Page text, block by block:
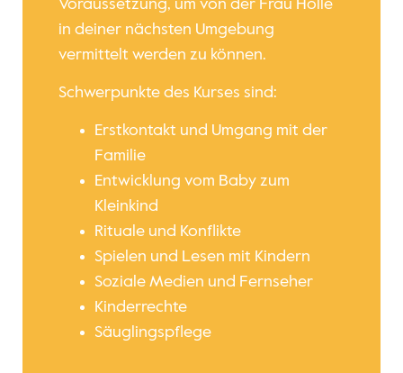
Voraussetzung, um von der Frau Holle
in deiner nächsten Umgebung
vermittelt werden zu können.
Schwerpunkte des Kurses sind:
Erstkontakt und Umgang mit der
Familie
Entwicklung vom Baby zum
Kleinkind
Rituale und Konflikte
Spielen und Lesen mit Kindern
Soziale Medien und Fernseher
Kinderrechte
Säuglingspflege